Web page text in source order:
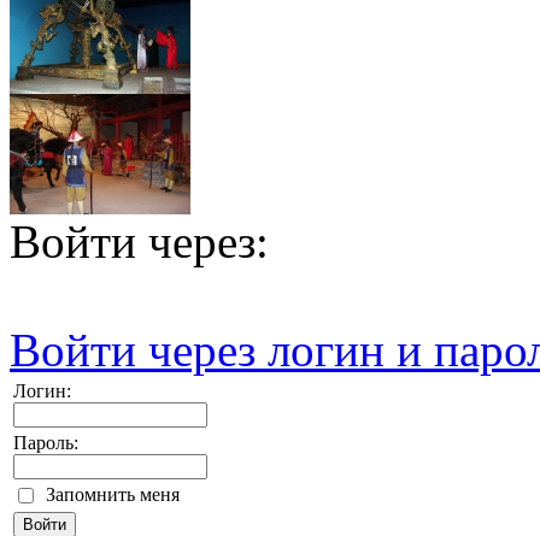
Войти через:
Войти через логин и
Логин:
Пароль:
Запомнить меня